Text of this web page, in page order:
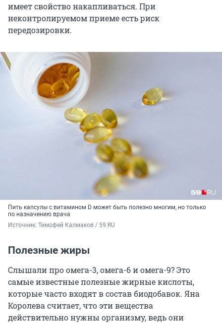
имеет свойство накапливаться. При
неконтролируемом приеме есть риск
передозировки.
Пить капсулы с витамином D может быть полезно многим, но только
по назначению врача
Источник: Тимофей Калмаков / 59.RU
Полезные жиры
Слышали про омега-3, омега-6 и омега-9? Это
самые известные полезные жирные кислоты,
которые часто входят в состав биодобавок. Яна
Королева считает, что эти вещества
действительно нужны организму, ведь они